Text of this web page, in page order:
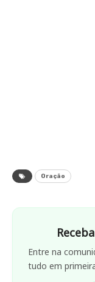
Oração
Entre na
tudo em